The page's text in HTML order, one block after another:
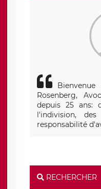
Rosenberg,
depuis 25 ans:
l'indivision,
responsabilité
RECHERCHER